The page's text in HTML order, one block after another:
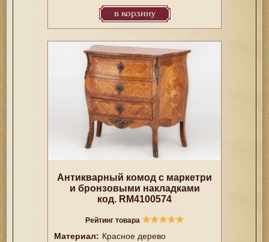
в корзину
Антикварный комод с маркетри
и бронзовыми накладками
код. RM4100574
Рейтинг товара ★★★★★
Материал: Красное дерево